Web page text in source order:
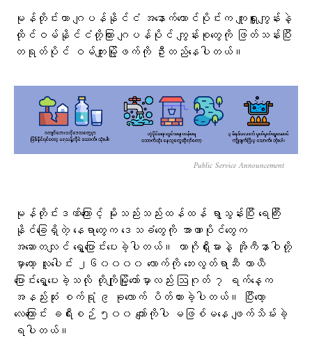
မုန်တိုင်းဟာ ဂျပန်နိုင်ငံ အနောက်တောင်ပိုင်းက ကျူရှူးကျွန်းနဲ့
ထိုင်ဝမ်နိုင်ငံတို့ကြား ဂျပန်ပိုင် ကျွန်းစုတွေကို ဖြတ်သန်းပြီး
တရုတ်ပိုင် ဝမ်ကျူးမြို့ဖက်ကို ဦးတည်နေပါတယ်။
Public Service Announcement
မုန်တိုင်းဒဏ်ကြောင့် မိုးသည်းသည်းထန်ထန် ရွာသွန်းပြီး ရေကြီး
နိုင်ခြေရှိတဲ့ နေရာတွေက ဒေသခံတွေကို အာဏာပိုင်တွေက
အဆောတလျင် ရွှေ့ပြောင်းပေးခဲ့ပါတယ်။ ကာဂိုရှီးမားနဲ့ အိုကီနာဝါတို့
မှာတော့ လူပေါင်း ၂၆၀၀၀၀ လောက်ကို ဘေးလွတ်ရာဆီ ယာယီ
ပြောင်းရွှေ့ပေးခဲ့သလို တိုကျိုမြို့တော်မှာလည်း ဩဂုတ် ၇ ရက်နေ့က
အနည်းဆုံး စက်ရုံ ၉ ခုလောက် ပိတ်ထားခဲ့ပါတယ်။ ပြီးတော့
လေကြောင်း ခရီးစဉ် ၅၀၀ ကျော်ကိုပါ မဖြစ်မနေ ဖျက်သိမ်းခဲ့
ရပါတယ်။